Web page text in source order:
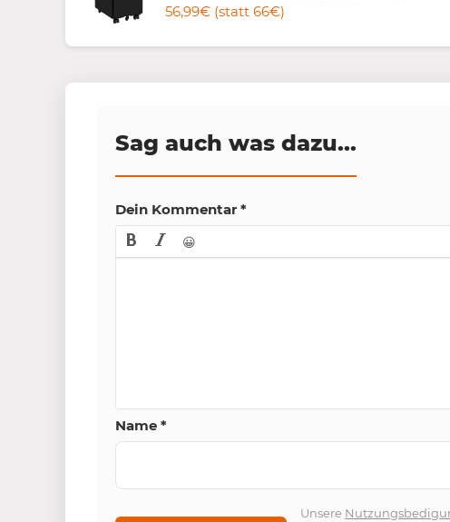
56,99€ (statt 66€)
Sag auch was dazu...
Dein Kommentar *
😀
Name *
Unsere